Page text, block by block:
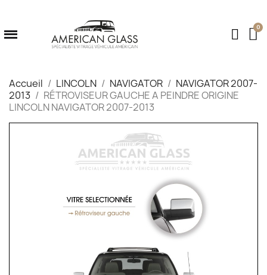
Accueil LINCOLN NAVIGATOR
NAVIGATOR 2007-
2013
RÉTROVISEUR GAUCHE A PEINDRE ORIGINE
LINCOLN NAVIGATOR 2007-2013